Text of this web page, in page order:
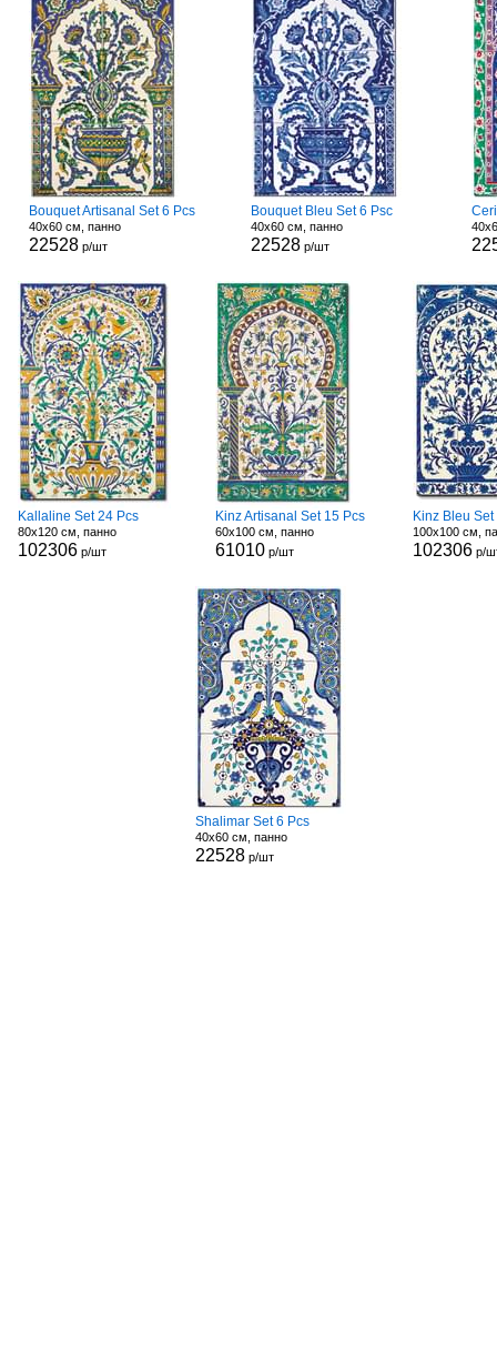
Bouquet Artisanal Set 6 Pcs
40x60 см, панно
22528 р/шт
Bouquet Bleu Set 6 Psc
40x60 см, панно
22528р/шт
Kallaline Set 24 Pcs
80x120 см, панно
102306р/шт
Kinz Artisanal Set 15 Pcs
60x100 см, панно
61010 р/шт
Kinz Bleu
100x100 см,
102306 р/
Shalimar Set 6 Pcs
40x60 см, панно
22528р/шт